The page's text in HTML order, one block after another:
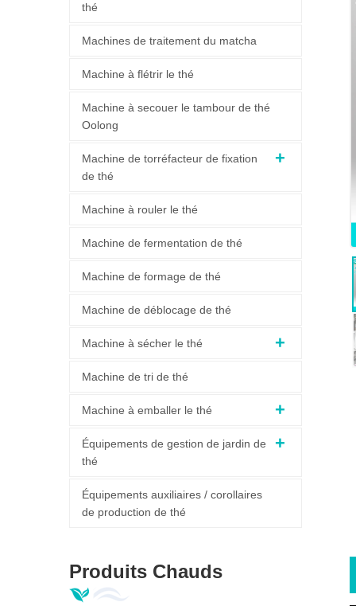
thé
Machines de traitement du matcha
Machine à flétrir le thé
Machine à secouer le tambour de thé
Oolong
Machine de torréfacteur de fixation
de thé
Machine à rouler le thé
Machine de fermentation de thé
Machine de formage de thé
Machine de déblocage de thé
Machine à sécher le thé
Machine de tri de thé
Machine à emballer le thé
Équipements de gestion de jardin de
thé
Équipements auxiliaires / corollaires
de production de thé
Produits Chauds